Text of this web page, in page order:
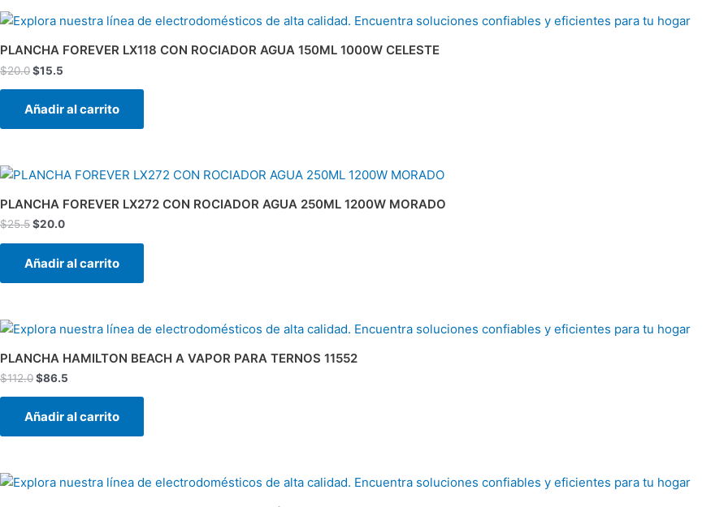
PLANCHA FOREVER LX118 CON ROCIADOR AGUA 150ML 1000W CELESTE
$20.0
El
original
era:
$20.0.
$15.5
El
actual
es:
Añadir al carrito
PLANCHA FOREVER LX272 CON ROCIADOR AGUA 250ML 1200W MORADO
$25.5
El
original
era:
$25.5.
$20.0
El
actual
es:
$20.0.
Añadir al carrito
PLANCHA HAMILTON BEACH A VAPOR PARA TERNOS 11552
$112.0
El
precio
original
era:
$112.0.
$86.5
El
precio
actual
es:
Añadir al carrito
El
El